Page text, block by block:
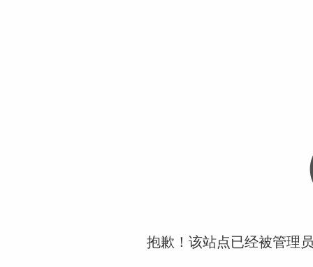
抱歉！该站点已经被管理